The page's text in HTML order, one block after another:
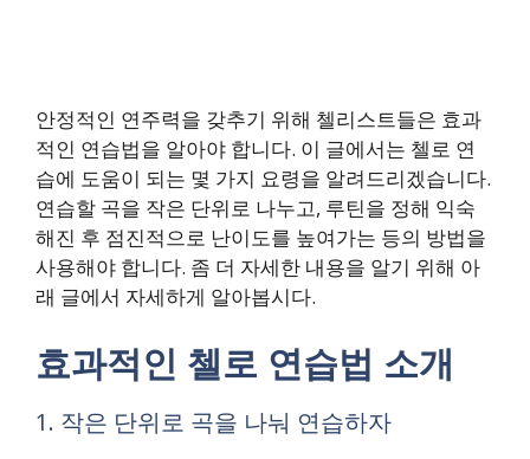
안정적인 연주력을 갖추기 위해 첼리스트들은 효과
적인 연습법을 알아야 합니다. 이 글에서는 첼로 연
습에 도움이 되는 몇 가지 요령을 알려드리겠습니다.
연습할 곡을 작은 단위로 나누고, 루틴을 정해 익숙
해진 후 점진적으로 난이도를 높여가는 등의 방법을
사용해야 합니다. 좀 더 자세한 내용을 알기 위해 아
래 글에서 자세하게 알아봅시다.
효과적인 첼로 연습법 소개
1. 작은 단위로 곡을 나눠 연습하자